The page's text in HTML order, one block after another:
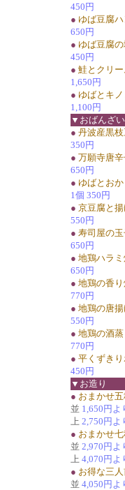
450円
● ゆば豆腐
650円
● ゆば豆腐
450円
● 鮭とクリ
1,650円
● ゆばとキ
1,100円
▼おばんざい
● 丹波産黒
350円
● 万願寺唐
650円
● ゆばとお
1個 350円
● 京豆腐と
550円
● 寿司屋の
650円
● 地鶏ハラ
650円
● 地鶏の香
770円
● 地鶏の唐
550円
● 地鶏の酒
770円
● 平くずき
450円
▼お造り
● おまかせ
並 1,650円よ
上 2,750円よ
● おまかせ
並 2,970円よ
上 4,070円よ
● お得な三
並 4,050円よ